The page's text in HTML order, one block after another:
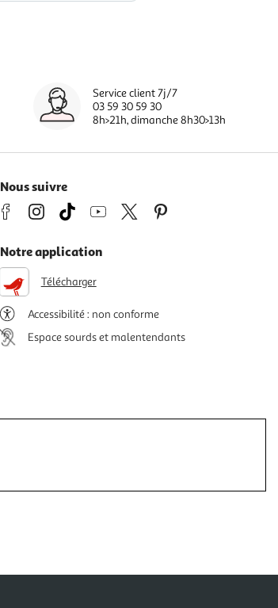
Service client 7j/7
03 59 30 59 30
8h>21h, dimanche 8h30>13h
Nous suivre
Notre application
Télécharger
Accessibilité : non conforme
Espace sourds et malentendants